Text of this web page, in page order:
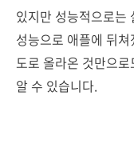
있지만 성능적으로는
성능으로 애플에 뒤
도로 올라온 것만으
알 수 있습니다.